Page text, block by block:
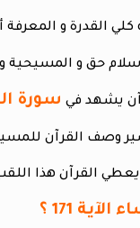
سورة
171 ؟